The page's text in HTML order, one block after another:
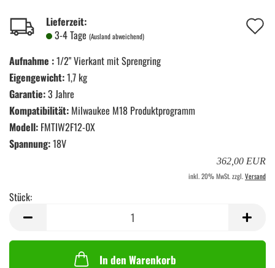
Lieferzeit:
3-4 Tage (Ausland abweichend)
Aufnahme :1/2" Vierkant mit Sprengring
Eigengewicht:1,7 kg
Garantie:3 Jahre
Kompatibilität: Milwaukee M18 Produktprogramm
Modell: FMTIW2F12-0X
Spannung:18V
362,00 EUR
inkl. 20% MwSt. zzgl.Versand
Stück:
In den Warenkorb